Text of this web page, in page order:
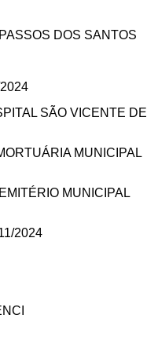
DOS SANTOS
SÃO VICENTE DE
MUNICIPAL
MUNICIPAL
2024